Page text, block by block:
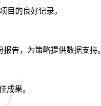
目的良好记录。
报告，为策略提供数据支持。
成果。